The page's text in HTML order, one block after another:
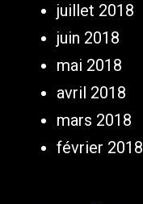
juillet 2018
juin 2018
mai 2018
avril 2018
mars 2018
février 2018